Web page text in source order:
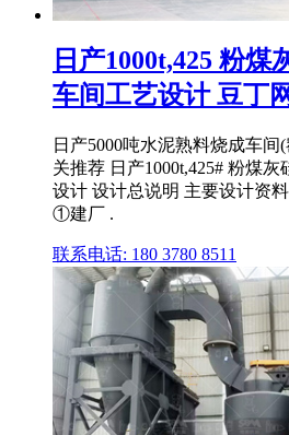
日产1000t,425 粉
车间工艺设计 豆丁
日产5000吨水泥熟料烧成车
关推荐 日产1000t,425# 粉煤
设计 设计总说明 主要设计资
①建厂 .
联系电话: 180 3780 8511